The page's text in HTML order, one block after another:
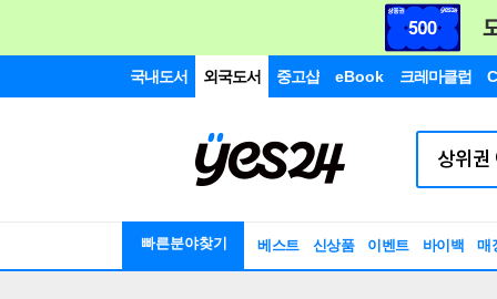
국내도서 외국도서 중고샵 eBook 크레마클럽
빠른분야찾기 베스트 신상품 이벤트 바이백 매